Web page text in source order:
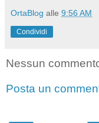
OrtaBlog alle 9:56 AM
Condividi
Nessun
Posta un